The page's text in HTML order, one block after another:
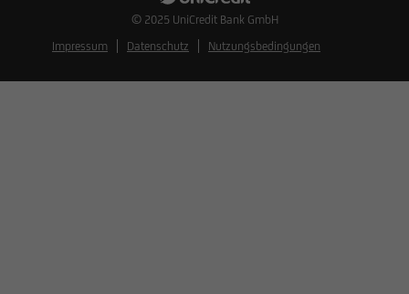
© 2025 UniCredit Bank GmbH
Impressum
Datenschutz Nutzungsbedingungen